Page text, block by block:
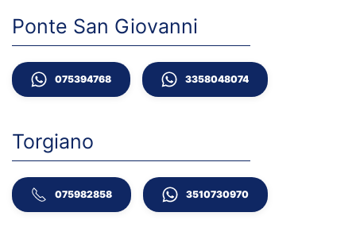
Ponte San Giovanni
075394768 3358048074
Torgiano
075982858 3510730970